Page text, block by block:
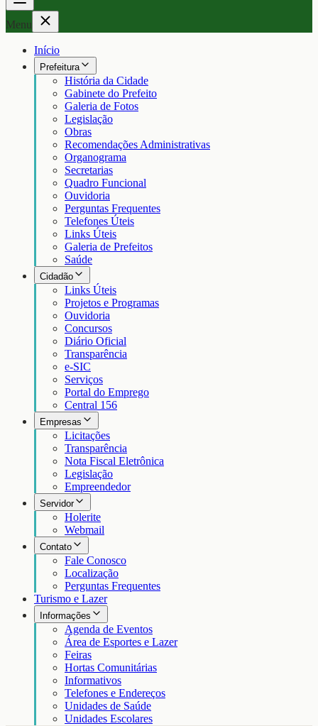
Menu
Início
Prefeitura
História da Cidade
Gabinete do Prefeito
Galeria de Fotos
Legislação
Obras
Recomendações Administrativas
Organograma
Secretarias
Quadro Funcional
Ouvidoria
Perguntas Frequentes
Telefones Úteis
Links Úteis
Galeria de Prefeitos
Saúde
Cidadão
Links Úteis
Projetos e Programas
Ouvidoria
Concursos
Diário Oficial
Transparência
e-SIC
Serviços
Portal do Emprego
Central 156
Empresas
Licitações
Transparência
Nota Fiscal Eletrônica
Legislação
Empreendedor
Servidor
Holerite
Webmail
Contato
Fale Conosco
Localização
Perguntas Frequentes
Turismo e Lazer
Informações
Agenda de Eventos
Área de Esportes e Lazer
Feiras
Hortas Comunitárias
Informativos
Telefones e Endereços
Unidades de Saúde
Unidades Escolares